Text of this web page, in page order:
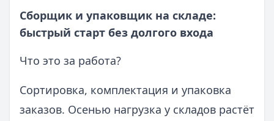
Сборщик и упаковщик на складе:
быстрый старт без долгого входа
Что это за работа?
Сортировка, комплектация и упаковка
заказов. Осенью нагрузка у складов растёт